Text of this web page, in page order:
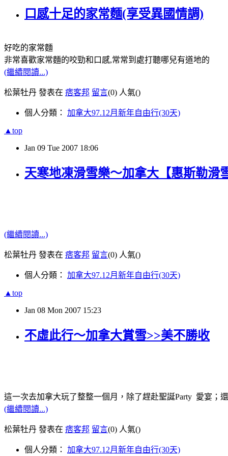
口感十足的家常麵(享受異國情調)
好吃的家常麵
非常喜歡家常麵的咬勁和口感,常常到處打聽哪兒有道地的
(繼續閱讀...)
松葉牡丹 發表在 痞客邦 留言(0) 人氣()
個人分類： 加拿大97.12月新年自由行(30天)
▲top
Jan 09 Tue 2007 18:06
天寒地凍滑雪樂～加拿大【惠斯勒滑
(繼續閱讀...)
松葉牡丹 發表在 痞客邦 留言(0) 人氣()
個人分類： 加拿大97.12月新年自由行(30天)
▲top
Jan 08 Mon 2007 15:23
不虛此行～加拿大賞雪>>美不勝收
這一次去加拿大玩了整整一個月，除了趕赴聖誕Party 愛宴；
(繼續閱讀...)
松葉牡丹 發表在 痞客邦 留言(0) 人氣()
個人分類： 加拿大97.12月新年自由行(30天)